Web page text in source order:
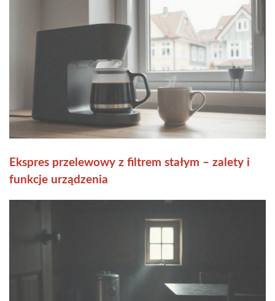
Ekspres przelewowy z filtrem stałym – zalety i
funkcje urządzenia